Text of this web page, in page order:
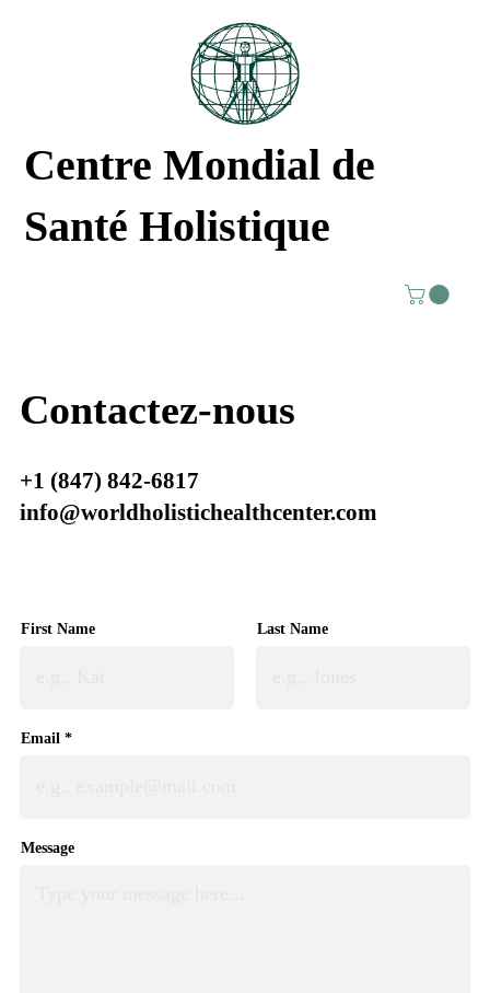
Centre Mondial de
Santé Holistique
Contactez-nous
+1 (847) 842-6817
info@worldholistichealthcenter.com
First Name Last Name
Email
Message